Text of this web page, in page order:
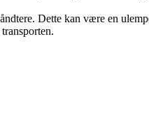
Dette kan være en